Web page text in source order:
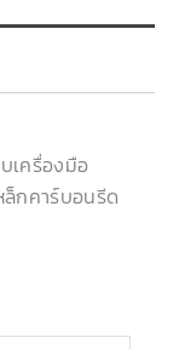
เครื่องมือ
ล็กคาร์บอนรีด